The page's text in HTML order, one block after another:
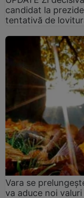
candidat la
tentativă de
Vara se
va aduce noi